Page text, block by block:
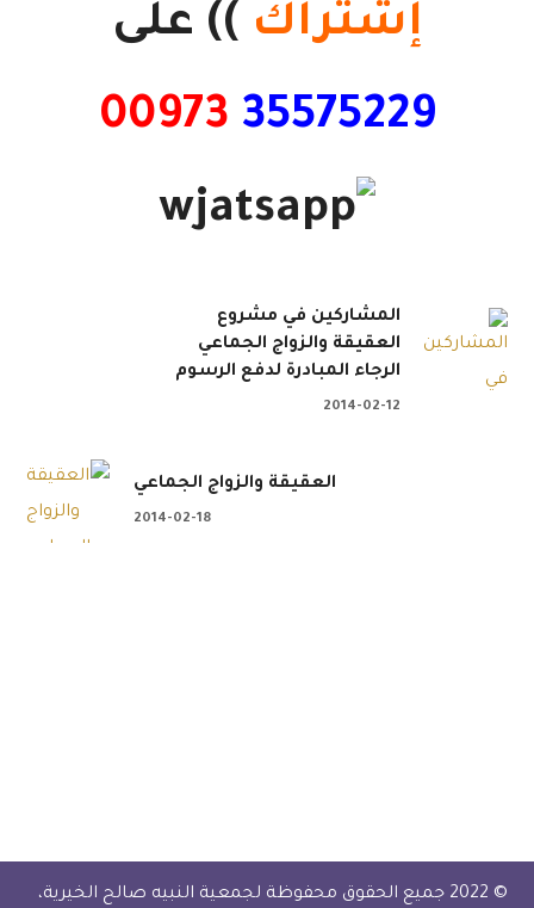
إشتراك )) على
35575229
00973
المشاركين في مشروع
العقيقة والزواج الجماعي
الرجاء المبادرة لدفع الرسوم
2014-02-12
العقيقة والزواج الجماعي
2014-02-18
© 2022 جميع الحقوق محفوظة لجمعية النبيه صالح الخيرية،